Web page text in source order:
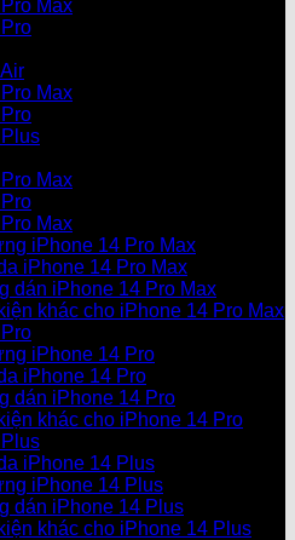
Max
Max
Max
Max
iPhone 14 Pro Max
iPhone 14 Pro Max
dán iPhone 14 Pro Max
khác cho iPhone 14 Pro Max
iPhone 14 Pro
iPhone 14 Pro
dán iPhone 14 Pro
khác cho iPhone 14 Pro
iPhone 14 Plus
iPhone 14 Plus
dán iPhone 14 Plus
khác cho iPhone 14 Plus